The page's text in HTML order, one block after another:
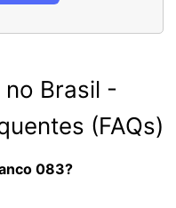
Brasil -
(FAQs)
083?